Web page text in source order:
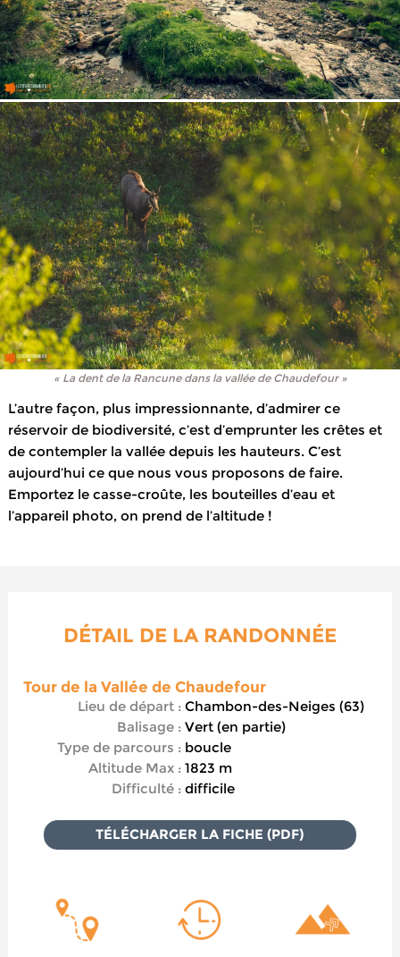
« La dent de la Rancune dans la vallée de Chaudefour »
L’autre façon, plus impressionnante, d’admirer ce
réservoir de biodiversité, c’est d’emprunter les crêtes et
de contempler la vallée depuis les hauteurs. C’est
aujourd’hui ce que nous vous proposons de faire.
Emportez le casse-croûte, les bouteilles d’eau et
l’appareil photo, on prend de l’altitude !
DÉTAIL DE LA RANDONNÉE
Tour de la Vallée de Chaudefour
Lieu de départ : Chambon-des-Neiges (63)
Balisage : Vert (en partie)
Type de parcours : boucle
Altitude Max : 1823 m
Difficulté : difficile
TÉLÉCHARGER LA FICHE (PDF)